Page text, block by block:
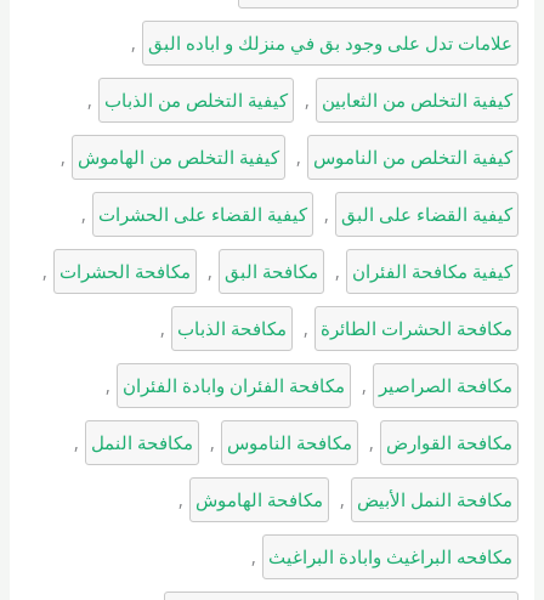
علامات تدل على وجود بق في منزلك و اباده البق ,
كيفية التخلص من الثعابين , كيفية التخلص من الذباب ,
كيفية التخلص من الناموس , كيفية التخلص من الهاموش ,
كيفية القضاء على البق , كيفية القضاء على الحشرات ,
كيفية مكافحة الفئران , مكافحة البق , مكافحة الحشرات ,
مكافحة الحشرات الطائرة , مكافحة الذباب ,
مكافحة الصراصير , مكافحة الفئران وابادة الفئران ,
مكافحة القوارض , مكافحة الناموس , مكافحة النمل ,
مكافحة النمل الأبيض , مكافحة الهاموش ,
مكافحه البراغيث وابادة البراغيث ,